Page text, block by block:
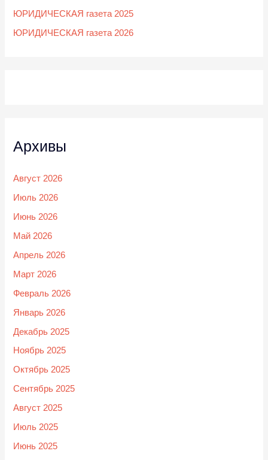
ЮРИДИЧЕСКАЯ газета 2025
ЮРИДИЧЕСКАЯ газета 2026
Архивы
Август 2026
Июль 2026
Июнь 2026
Май 2026
Апрель 2026
Март 2026
Февраль 2026
Январь 2026
Декабрь 2025
Ноябрь 2025
Октябрь 2025
Сентябрь 2025
Август 2025
Июль 2025
Июнь 2025